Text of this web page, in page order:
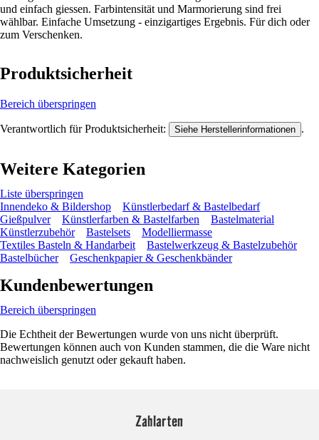
und einfach giessen. Farbintensität und Marmorierung sind frei
wählbar. Einfache Umsetzung - einzigartiges Ergebnis. Für dich oder
zum Verschenken.
Produktsicherheit
Bereich überspringen
Verantwortlich für Produktsicherheit: Siehe Herstellerinformationen .
Weitere Kategorien
Liste überspringen
Innendeko & Bildershop
Künstlerbedarf & Bastelbedarf
Gießpulver
Künstlerfarben & Bastelfarben
Bastelmaterial
Künstlerzubehör
Bastelsets
Modelliermasse
Textiles Basteln & Handarbeit
Bastelwerkzeug & Bastelzubehör
Bastelbücher
Geschenkpapier & Geschenkbänder
Kundenbewertungen
Bereich überspringen
Die Echtheit der Bewertungen wurde von uns nicht überprüft.
Bewertungen können auch von Kunden stammen, die die Ware nicht
nachweislich genutzt oder gekauft haben.
Zahlarten